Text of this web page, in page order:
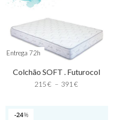
Entrega 72h
Colchão SOFT . Futurocol
215€ – 391 €
%
24